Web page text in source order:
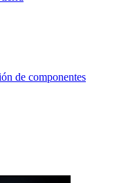
de componentes